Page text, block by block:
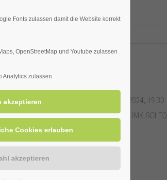
Hits
05.01.2024, 19:30
ORT: KLINIK
Fonts zulassen damit die Website korrekt
OpenStreetMap und Youtube zulassen
Analytics zulassen